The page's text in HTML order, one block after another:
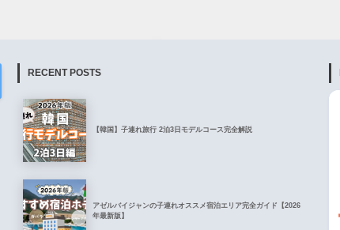
RECENT POSTS
【韓国】子連れ旅行 2泊3日モデルコース完全解説
アゼルバイジャンの子連れオススメ宿泊エリア完全ガイド【2026
年最新版】